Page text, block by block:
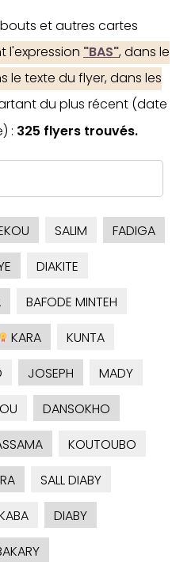
et autres cartes
l'expression "BAS", dans le
le texte du flyer, dans les
du plus récent (date
: 325 flyers trouvés.
SALIM
FADIGA
DIAKITE
BAFODE MINTEH
KARA
KUNTA
JOSEPH
MADY
DANSOKHO
KOUTOUBO
SALL DIABY
DIABY